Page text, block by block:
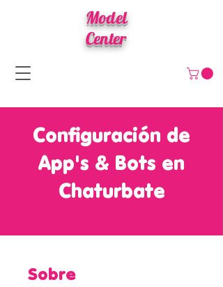
Model
Center
Configuración de
App's & Bots en
Chaturbate
Sobre